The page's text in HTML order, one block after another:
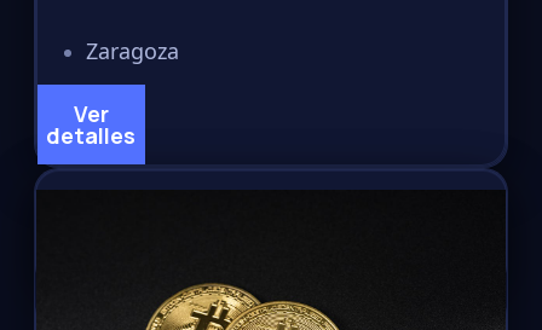
Zaragoza
Ver
detalles